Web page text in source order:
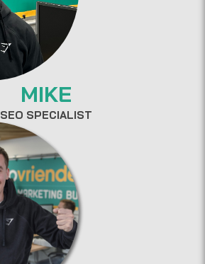
MIKE
SEO SPECIALIST